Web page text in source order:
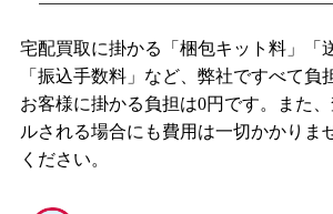
宅配買取に掛かる「梱包キット料」「
「振込手数料」など、弊社ですべて負
お客様に掛かる負担は0円です。また
ルされる場合にも費用は一切かかりま
ください。